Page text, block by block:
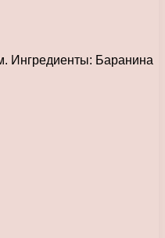
Ингредиенты: Баранина